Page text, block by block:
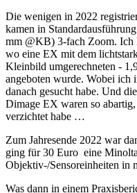
Die wenigen in 2022
kamen in
mm @KB) 3-fach Zoom. Ich
wo eine EX mit dem
Kleinbild umgerechneten -
angeboten wurde. Wobei ich
danach gesucht habe. Und
Dimage EX waren so
verzichtet habe …
Zum Jahresende 2022 war
ging für 30 Euro eine
Objektiv-/Sensoreinheiten in
Was dann in einem